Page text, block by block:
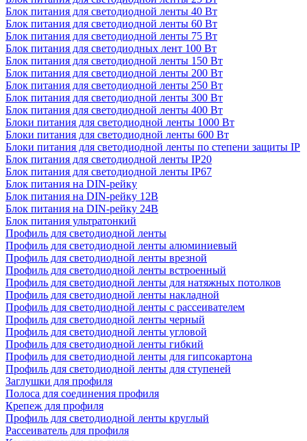
Блок питания для светодиодной ленты 40 Вт
Блок питания для светодиодной ленты 60 Вт
Блок питания для светодиодной ленты 75 Вт
Блок питания для светодиодных лент 100 Вт
Блок питания для светодиодной ленты 150 Вт
Блок питания для светодиодной ленты 200 Вт
Блок питания для светодиодной ленты 250 Вт
Блок питания для светодиодной ленты 300 Вт
Блок питания для светодиодной ленты 400 Вт
Блоки питания для светодиодной ленты 1000 Вт
Блоки питания для светодиодной ленты 600 Вт
Блоки питания для светодиодной ленты по степени защиты IP
Блок питания для светодиодной ленты IP20
Блок питания для светодиодной ленты IP67
Блок питания на DIN-рейку
Блок питания на DIN-рейку 12В
Блок питания на DIN-рейку 24В
Блок питания ультратонкий
Профиль для светодиодной ленты
Профиль для светодиодной ленты алюминиевый
Профиль для светодиодной ленты врезной
Профиль для светодиодной ленты встроенный
Профиль для светодиодной ленты для натяжных потолков
Профиль для светодиодной ленты накладной
Профиль для светодиодной ленты с рассеивателем
Профиль для светодиодной ленты черный
Профиль для светодиодной ленты угловой
Профиль для светодиодной ленты гибкий
Профиль для светодиодной ленты для гипсокартона
Профиль для светодиодной ленты для ступеней
Заглушки для профиля
Полоса для соединения профиля
Крепеж для профиля
Профиль для светодиодной ленты круглый
Рассеиватель для профиля